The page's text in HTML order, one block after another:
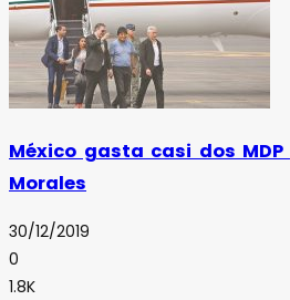
México gasta casi dos
Morales
30/12/2019
0
1.8K